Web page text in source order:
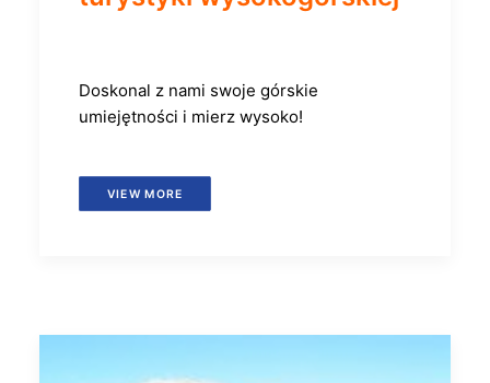
Doskonal z nami swoje górskie
umiejętności i mierz wysoko!
VIEW MORE